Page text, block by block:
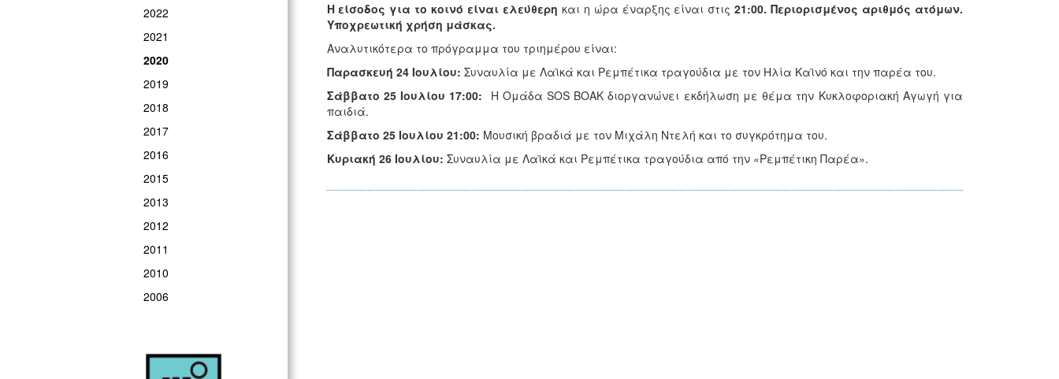
2022
2021
2020
2019
2018
2017
2016
2015
2013
2012
2011
2010
2006
Η είσοδος για το κοινό είναι ελεύθερη και η ώρα έναρξης είναι στις21:00. Περιορισμένος αριθμός ατόμων.
Υποχρεωτική χρήση μάσκας.
Αναλυτικότερα το πρόγραμμα του τριημέρου είναι:
Παρασκευή 24 Ιουλίου: Συναυλία με Λαϊκά και Ρεμπέτικα τραγούδια με τον Ηλία Καϊνό και την παρέα του.
Σάββατο 25 Ιουλίου 17:00:
Η Ομάδα SOS ΒΟΑΚ διοργανώνει εκδήλωση με θέμα την Κυκλοφοριακή Αγωγή για
παιδιά.
Σάββατο 25 Ιουλίου 21:00: Μουσική βραδιά με τον Μιχάλη Ντελή και το συγκρότημα του.
Κυριακή 26 Ιουλίου: Συναυλία με Λαϊκά και Ρεμπέτικα τραγούδια από την «Ρεμπέτικη Παρέα».